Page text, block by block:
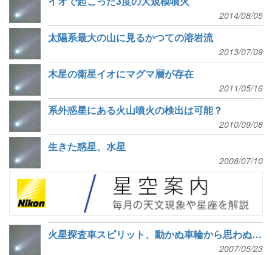
2014/08/05
太陽系最大の山に見るかつての溶岩流
2013/07/09
木星の衛星イオにマグマ層が存在
2011/05/16
系外惑星にある火山噴火の検出は可能？
2010/09/08
生きた惑星、水星
2008/07/10
火星探査車スピリット、動かぬ車輪から思わぬ成果
2007/05/23